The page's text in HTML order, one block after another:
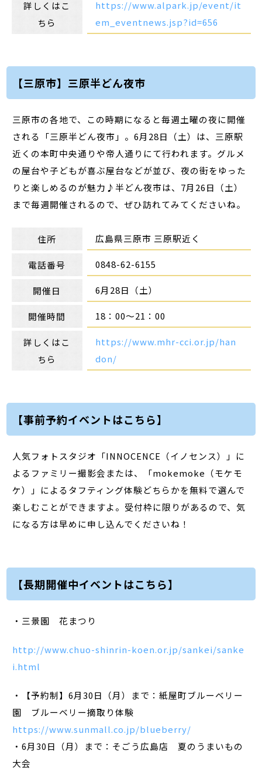
詳しくはこ
ちら
https://www.alpark.jp/event/it
em_eventnews.jsp?id=656
【三原市】三原半どん夜市
三原市の各地で、この時期になると毎週土曜の夜に開催
される「三原半どん夜市」。6月28日（土）は、三原駅
近くの本町中央通りや帝人通りにて行われます。グルメ
の屋台や子どもが喜ぶ屋台などが並び、夜の街をゆった
りと楽しめるのが魅力♪半どん夜市は、7月26日（土）
まで毎週開催されるので、ぜひ訪れてみてくださいね。
住所 広島県三原市 三原駅近く
電話番号 0848-62-6155
開催日 6月28日（土）
開催時間 18：00～21：00
詳しくはこ
ちら
https://www.mhr-cci.or.jp/han
don/
【事前予約イベントはこちら】
人気フォトスタジオ「INNOCENCE（イノセンス）」に
よるファミリー撮影会または、「mokemoke（モケモ
ケ）」によるタフティング体験どちらかを無料で選んで
楽しむことができますよ。受付枠に限りがあるので、気
になる方は早めに申し込んでくださいね！
【長期開催中イベントはこちら】
・三景園 花まつり
http://www.chuo-shinrin-koen.or.jp/sankei/sanke
i.html
・【予約制】6月30日（月）まで：紙屋町ブルーベリー
園 ブルーベリー摘取り体験
https://www.sunmall.co.jp/blueberry/
・6月30日（月）まで：そごう広島店 夏のうまいもの
大会